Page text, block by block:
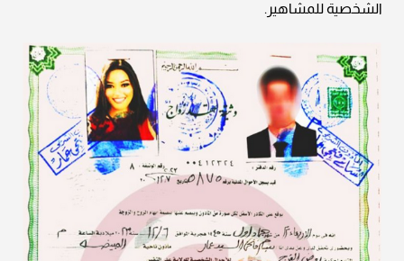
الشخصية للمشاهير.